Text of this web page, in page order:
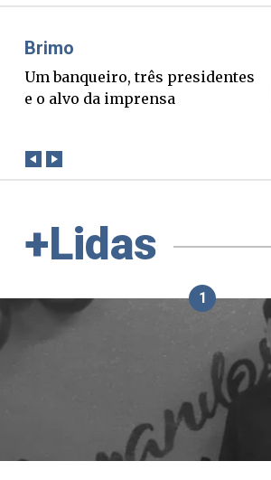
Misael Elias
O Boato corre mais rápido que a
verdade. Mas quem paga a
+Lidas
1